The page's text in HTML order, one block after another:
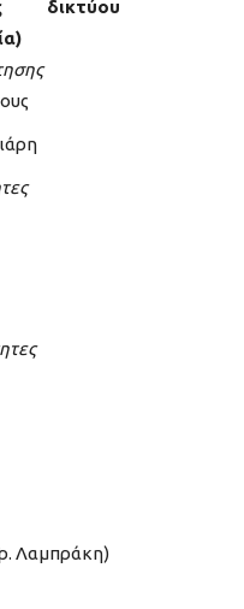
δικτύου
Λαμπράκη)